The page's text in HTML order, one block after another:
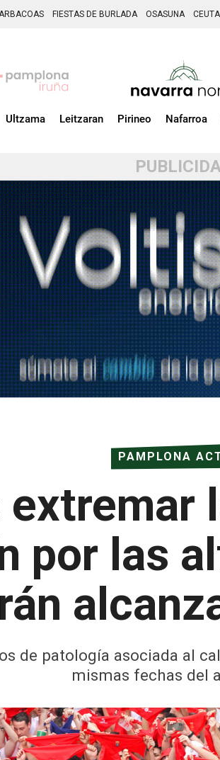
FIESTAS DE BURLADA OSASUNA CEUTA
Ultzama Leitzaran Pirineo Nafarroa
PAMPLONA
extremar
por las
de patología asociada al
mismas fechas del